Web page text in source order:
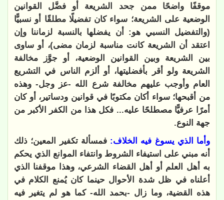
موقفًا واضحًا ممن جحد الشريعة أو فضَّل القوانين
الوضعية على الشريعة؛ سواء كان تفضيلًا مطلقًا أو نسبيًّا
(والتفضيل النسبي هو: أن يفضلها بالنسبة لزماننا وإن
اعتقد أن الشريعة كانت مناسبة لزمان مضى)، أو ساوى
بين الشريعة وبين القوانين الوضعية، أو جوَّز مخالفة
الشريعة ولو أقر بأفضليتها، أو ألزم الناس في التشريع
العام وأوجب عليهم مخالفة شرع الله -عز وجل- وهذه
من أقبحها؛ سواء أكان مكتوبًا في قوانين ودساتير، أو كان
أمرًا عرفيًّا مصطلحًا عليه... فكل هذا من الكفر الأكبر من
جهة النوع.
وأما الذي يسوغ فيه الخلاف: فمسألة تكفير المعين؛ ذلك
أنه مبني على استيفاء الشروط وانتفاء الموانع الذي يحكم
به أهل العلم أو أهل القضاء الشرعي، وهذا موقفنا الذي
أعلناه في ظل شدة الأحوال حينما كان يُمنع الكلام في
هذه القضية، وما زال -بحمد الله- كما هو لم يتغير فيه